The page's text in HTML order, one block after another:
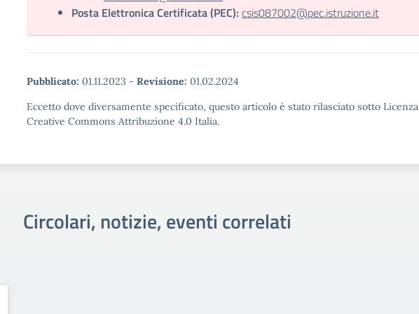
Posta Elettronica Certificata (PEC): csis087002@pec.istruzione.it
Pubblicato: 01.11.2023 - Revisione: 01.02.2024
Eccetto dove diversamente specificato, questo articolo è stato rilasciato sotto Licenza
Creative Commons Attribuzione 4.0 Italia.
Circolari, notizie, eventi correlati